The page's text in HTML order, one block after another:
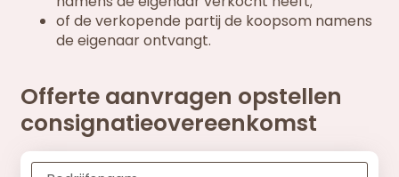
of de verkopende partij de koopsom namens
de eigenaar ontvangt.
Offerte aanvragen opstellen
consignatieovereenkomst